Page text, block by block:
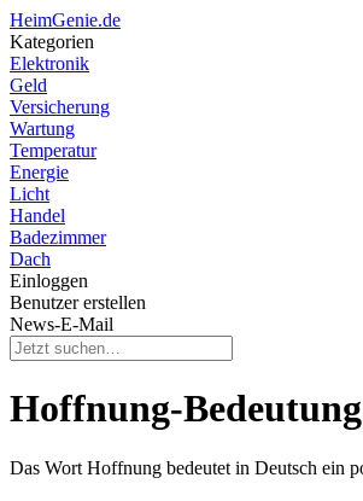
HeimGenie.de
Kategorien
Elektronik
Geld
Versicherung
Wartung
Temperatur
Energie
Licht
Handel
Badezimmer
Dach
Einloggen
Benutzer erstellen
News-E-Mail
Hoffnung-Bedeutung
Das Wort Hoffnung bedeutet in Deutsch ein